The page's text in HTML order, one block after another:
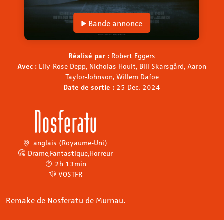
Bande annonce
Réalisé par : Robert Eggers
Avec : Lily-Rose Depp, Nicholas Hoult, Bill Skarsgård, Aaron
Taylor-Johnson, Willem Dafoe
Date de sortie : 25 Dec. 2024
Nosferatu
anglais (Royaume-Uni)
Drame,Fantastique,Horreur
2h 13min
VOSTFR
Remake de Nosferatu de Murnau.